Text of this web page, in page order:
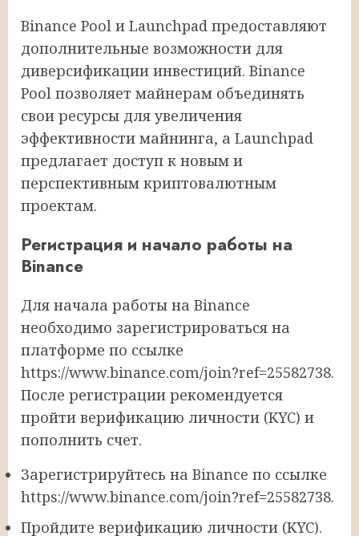
Binance Pool и Launchpad предоставляют
дополнительные возможности для
диверсификации инвестиций. Binance
Pool позволяет майнерам объединять
свои ресурсы для увеличения
эффективности майнинга, а Launchpad
предлагает доступ к новым и
перспективным криптовалютным
проектам.
Регистрация и начало работы на
Binance
Для начала работы на Binance
необходимо зарегистрироваться на
платформе по ссылке
https://www.binance.com/join?ref=25582738.
После регистрации рекомендуется
пройти верификацию личности (KYC) и
пополнить счет.
Зарегистрируйтесь на Binance по ссылке
https://www.binance.com/join?ref=25582738.
Пройдите верификацию личности (KYC).